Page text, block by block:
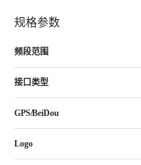
规格参数
频段范围
接口类型
GPS/BeiDou
Logo